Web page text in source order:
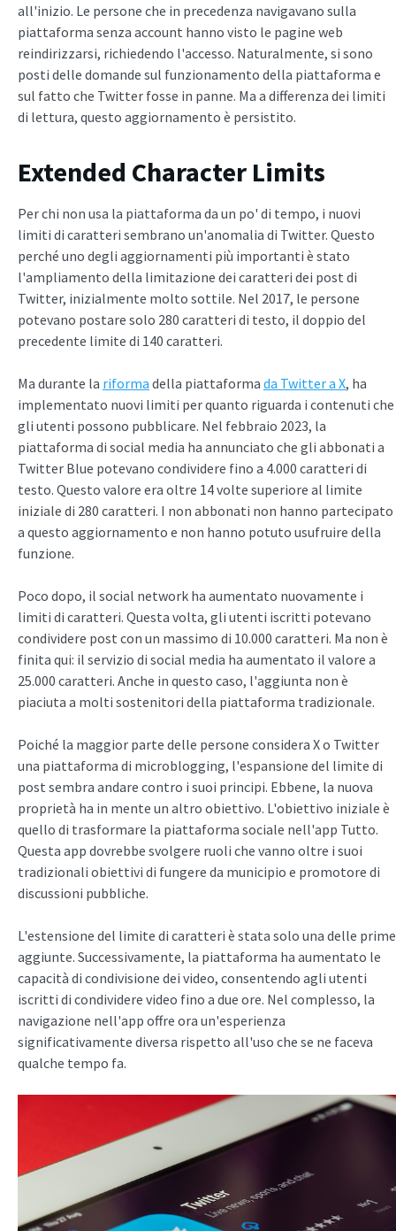
all'inizio. Le persone che in precedenza navigavano sulla
piattaforma senza account hanno visto le pagine web
reindirizzarsi, richiedendo l'accesso. Naturalmente, si sono
posti delle domande sul funzionamento della piattaforma e
sul fatto che Twitter fosse in panne. Ma a differenza dei limiti
di lettura, questo aggiornamento è persistito.
Extended Character Limits
Per chi non usa la piattaforma da un po' di tempo, i nuovi
limiti di caratteri sembrano un'anomalia di Twitter. Questo
perché uno degli aggiornamenti più importanti è stato
l'ampliamento della limitazione dei caratteri dei post di
Twitter, inizialmente molto sottile. Nel 2017, le persone
potevano postare solo 280 caratteri di testo, il doppio del
precedente limite di 140 caratteri.
Ma durante la riforma della piattaforma da Twitter a X, ha
implementato nuovi limiti per quanto riguarda i contenuti che
gli utenti possono pubblicare. Nel febbraio 2023, la
piattaforma di social media ha annunciato che gli abbonati a
Twitter Blue potevano condividere fino a 4.000 caratteri di
testo. Questo valore era oltre 14 volte superiore al limite
iniziale di 280 caratteri. I non abbonati non hanno partecipato
a questo aggiornamento e non hanno potuto usufruire della
funzione.
Poco dopo, il social network ha aumentato nuovamente i
limiti di caratteri. Questa volta, gli utenti iscritti potevano
condividere post con un massimo di 10.000 caratteri. Ma non è
finita qui: il servizio di social media ha aumentato il valore a
25.000 caratteri. Anche in questo caso, l'aggiunta non è
piaciuta a molti sostenitori della piattaforma tradizionale.
Poiché la maggior parte delle persone considera X o Twitter
una piattaforma di microblogging, l'espansione del limite di
post sembra andare contro i suoi principi. Ebbene, la nuova
proprietà ha in mente un altro obiettivo. L'obiettivo iniziale è
quello di trasformare la piattaforma sociale nell'app Tutto.
Questa app dovrebbe svolgere ruoli che vanno oltre i suoi
tradizionali obiettivi di fungere da municipio e promotore di
discussioni pubbliche.
L'estensione del limite di caratteri è stata solo una delle prime
aggiunte. Successivamente, la piattaforma ha aumentato le
capacità di condivisione dei video, consentendo agli utenti
iscritti di condividere video fino a due ore. Nel complesso, la
navigazione nell'app offre ora un'esperienza
significativamente diversa rispetto all'uso che se ne faceva
qualche tempo fa.